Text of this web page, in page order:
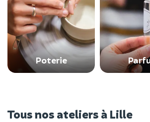
Poterie
Tous nos ateliers à Lille